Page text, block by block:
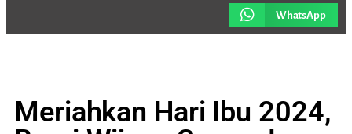
WhatsApp
Meriahkan Hari Ibu 2024,